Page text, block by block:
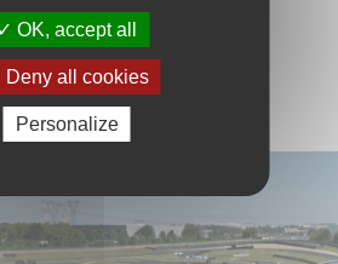
LE CALENDRIER COMPLET
OK, accept all
Deny all cookies
Personalize